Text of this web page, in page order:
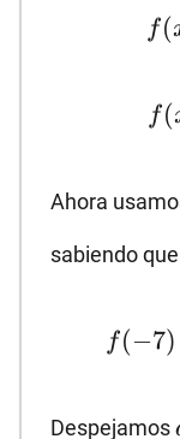
f (
f(
Ahora
sabiendo que
f(-
f(−7)
Despejamos